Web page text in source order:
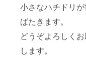
小さなハチドリ
ばたきます。
どうぞよろしく
します。